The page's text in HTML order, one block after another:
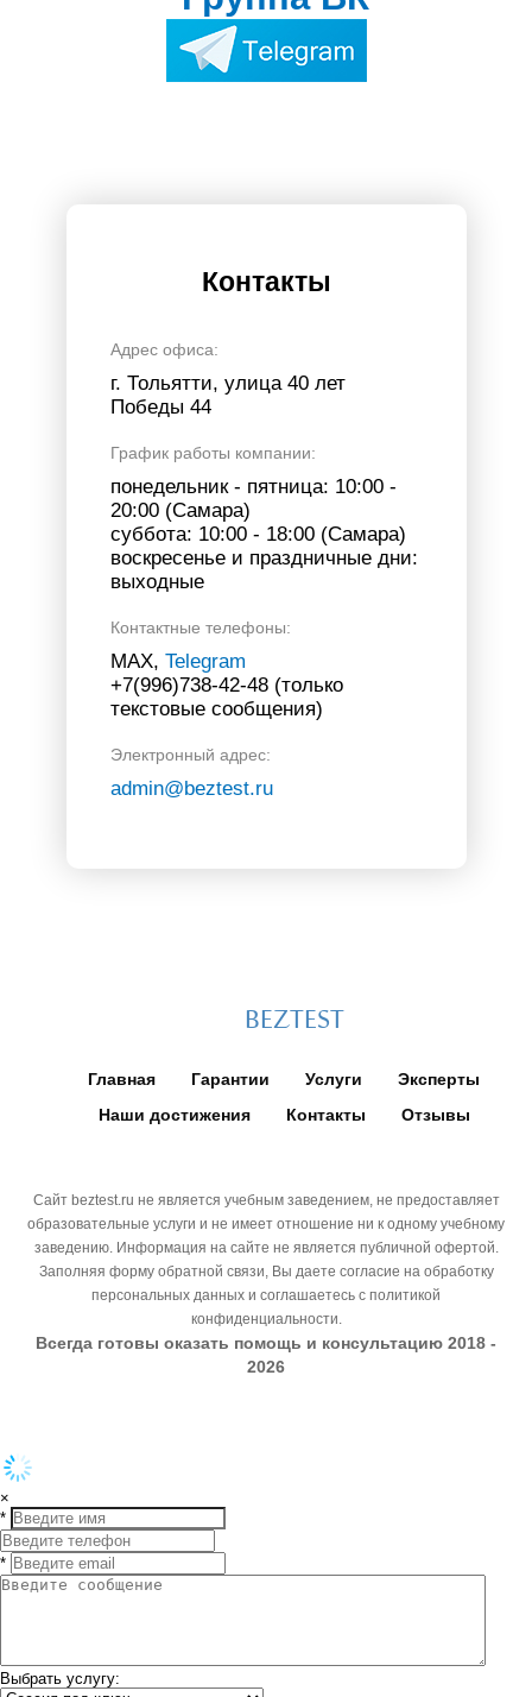
Контакты
Адрес офиса:
г. Тольятти, улица 40 лет
Победы 44
График работы компании:
понедельник - пятница: 10:00 -
20:00 (Самара)
суббота: 10:00 - 18:00 (Самара)
воскресенье и праздничные дни:
выходные
Контактные телефоны:
МАХ, Telegram
+7(996)738-42-48 (только
текстовые сообщения)
Электронный адрес:
admin@beztest.ru
BEZTEST
Главная Гарантии Услуги
Эксперты
Наши достижения
Контакты Отзывы
Сайт beztest.ru не является учебным заведением, не предоставляет
образовательные услуги и не имеет отношение ни к одному учебному
заведению. Информация на сайте не является публичной офертой.
Заполняя форму обратной связи, Вы даете согласие на обработку
персональных данных и соглашаетесь с политикой
конфиденциальности.
Всегда готовы оказать помощь и консультацию 2018 -
2026
×
*
*
Выбрать услугу: